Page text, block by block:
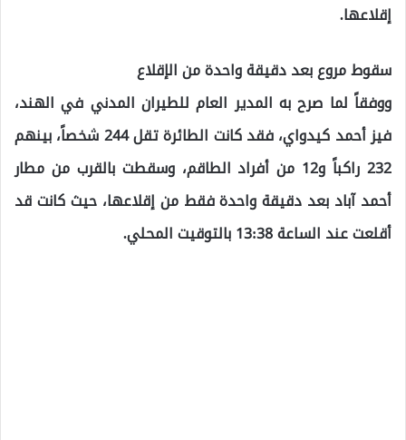
إقلاعها.
سقوط مروع بعد دقيقة واحدة من الإقلاع
ووفقاً لما صرح به المدير العام للطيران المدني في الهند،
فيز أحمد كيدواي، فقد كانت الطائرة تقل 244 شخصاً، بينهم
232 راكباً و12 من أفراد الطاقم، وسقطت بالقرب من مطار
أحمد آباد بعد دقيقة واحدة فقط من إقلاعها، حيث كانت قد
أقلعت عند الساعة 13:38 بالتوقيت المحلي.